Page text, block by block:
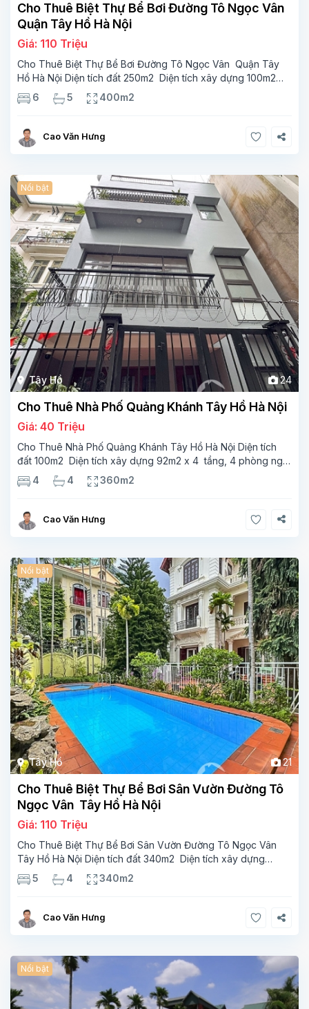
Cho Thuê Biệt Thự Bể Bơi Đường Tô Ngọc Vân
Quận Tây Hồ Hà Nội
Giá: 110 Triệu
Cho Thuê Biệt Thự Bể Bơi Đường Tô Ngọc Vân Quận Tây
Hồ Hà Nội Diện tích đất 250m2 Diện tích xây dựng 100m2
Xây 4 tầng, 6 phòng ngủ 5 phòng tắm Tầng 1, , phòng
khách , phòng bếp-1wc Tầng 2, 2 phòng
6 5 400m2
Cao Văn Hưng
Tây Hồ 24
Nổi bật
Cho Thuê Nhà Phố Quảng Khánh Tây Hồ Hà Nội
Giá: 40 Triệu
Cho Thuê Nhà Phố Quảng Khánh Tây Hồ Hà Nội Diện tích
đất 100m2 Diện tích xây dựng 92m2 x 4 tầng, 4 phòng ngủ
3 phòng tắm Tầng 1 – phòng bếp-1wc Tầng 2– phòng khách
, 1 phòng ngủ,1 phòng tắm Tầng 3- 2
4 4 360m2
Cao Văn Hưng
Tây Hồ 21
Nổi bật
Cho Thuê Biệt Thự Bể Bơi Sân Vườn Đường Tô
Ngọc Vân Tây Hồ Hà Nội
Giá: 110 Triệu
Cho Thuê Biệt Thự Bể Bơi Sân Vườn Đường Tô Ngọc Vân
Tây Hồ Hà Nội Diện tích đất 340m2 Diện tích xây dựng
110m2 Xây 3 tầng, 5 phòng ngủ 4 phòng tắm Tầng 1, ,
phòng khách , phòng bếp-1wc Tầng 2, 3
5 4 340m2
Cao Văn Hưng
Nổi bật